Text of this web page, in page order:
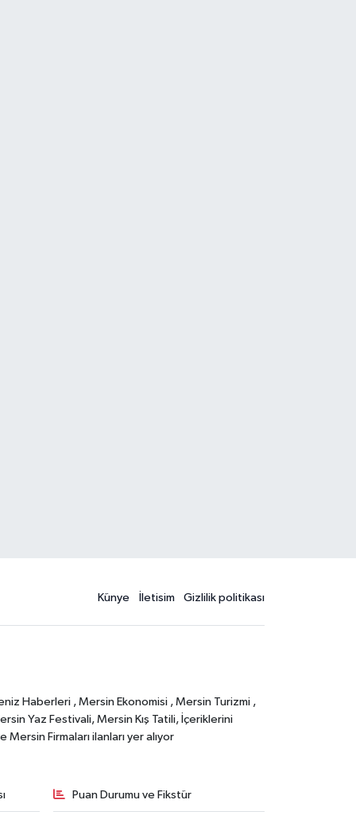
Künye İletisim Gizlilik politikası
Haberleri , Mersin Ekonomisi , Mersin Turizmi ,
Yaz Festivali, Mersin Kış Tatili, İçeriklerini
Firmaları ilanları yer alıyor
Puan Durumu ve Fikstür